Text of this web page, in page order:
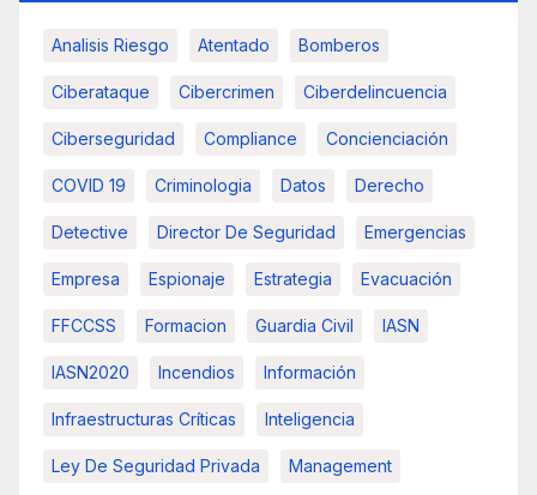
Analisis Riesgo Atentado Bomberos
Ciberataque Cibercrimen Ciberdelincuencia
Ciberseguridad Compliance Concienciación
COVID 19 Criminologia Datos Derecho
Detective Director De Seguridad Emergencias
Empresa Espionaje Estrategia Evacuación
FFCCSS Formacion Guardia Civil IASN
IASN2020 Incendios Información
Infraestructuras Críticas Inteligencia
Ley De Seguridad Privada Management